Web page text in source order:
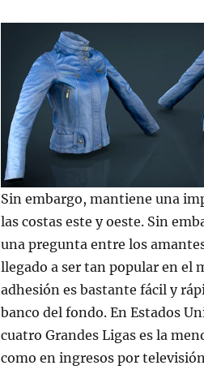
Sin embargo, mantiene una
las costas este y oeste. Sin
una pregunta entre los
llegado a ser tan popular en el
adhesión es bastante fácil y
banco del fondo. En Estados
cuatro Grandes Ligas es la
como en ingresos por